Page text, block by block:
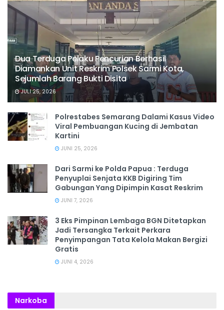
Dua Terduga Pelaku Pencurian Berhasil
Diamankan Unit Reskrim Polsek Sarmi Kota,
Sejumlah Barang Bukti Disita
JULI 25, 2026
Polrestabes Semarang Dalami Kasus Video
Viral Pembuangan Kucing di Jembatan
Kartini
JUNI 25, 2026
Dari Sarmi ke Polda Papua : Terduga
Penyuplai Senjata KKB Digiring Tim
Gabungan Yang Dipimpin Kasat Reskrim
JUNI 7, 2026
3 Eks Pimpinan Lembaga BGN Ditetapkan
Jadi Tersangka Terkait Perkara
Penyimpangan Tata Kelola Makan Bergizi
Gratis
JUNI 4, 2026
Narkoba